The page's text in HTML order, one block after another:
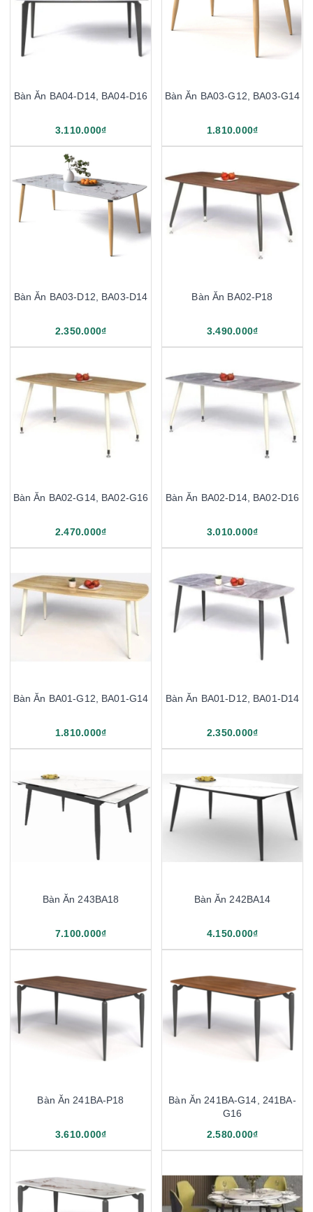
Bàn Ăn BA04-D14, BA04-D16
3.110.000₫
Bàn Ăn BA03-G12, BA03-G14
1.810.000₫
Bàn Ăn BA03-D12, BA03-D14
2.350.000₫
Bàn Ăn BA02-P18
3.490.000₫
Bàn Ăn BA02-G14, BA02-G16
2.470.000₫
Bàn Ăn BA02-D14, BA02-D16
3.010.000₫
Bàn Ăn BA01-G12, BA01-G14
1.810.000₫
Bàn Ăn BA01-D12, BA01-D14
2.350.000₫
Bàn Ăn 243BA18
7.100.000₫
Bàn Ăn 242BA14
4.150.000₫
Bàn Ăn 241BA-P18
3.610.000₫
Bàn Ăn 241BA-G14, 241BA-
G16
2.580.000₫